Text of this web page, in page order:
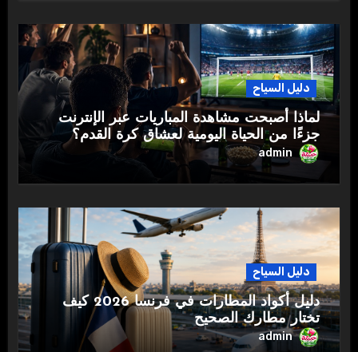
دليل السياح
لماذا أصبحت مشاهدة المباريات عبر الإنترنت
جزءًا من الحياة اليومية لعشاق كرة القدم؟
admin
دليل السياح
دليل أكواد المطارات في فرنسا 2026 كيف
تختار مطارك الصحيح
admin